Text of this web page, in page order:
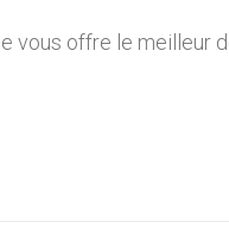
vous offre le meilleur